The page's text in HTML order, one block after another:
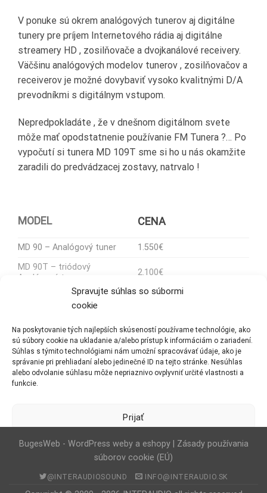
Spravujte súhlas so súbormi
cookie
Na poskytovanie tých najlepších skúseností používame technológie, ako
sú súbory cookie na ukladanie a/alebo prístup k informáciám o zariadení.
Súhlas s týmito technológiami nám umožní spracovávať údaje, ako je
správanie pri prehliadaní alebo jedinečné ID na tejto stránke. Nesúhlas
alebo odvolanie súhlasu môže nepriaznivo ovplyvniť určité vlastnosti a
funkcie.
Prijať
Odmietnúť
V ponuke sú okrem analógových tunerov aj digitálne
tunery pre príjem Internetového rádia aj digitálne
streamery HD , zosilňovače a dvojkanálové receivery.
Väčšinu analógových modelov tunerov , zosilňovačov a
receiverov je možné dovybaviť vysoko kvalitnými D/A
prevodníkmi s digitálnym vstupom.
Nepredpokladáte , že v dnešnom digitálnom svete
môže mať opodstatnenie používanie FM Tunera ?… Po
vypočutí si tunera MD 109T sme si ho u nás okamžite
zaradili do predvádzacej zostavy, natrvalo !
MODEL CENA
MD 90 – Analógový tuner
1.550€
MD 90T – triódový
Analógový tuner
2.100€
MD 90SE – Analógový tuner
Analógový tuner
MD 105 – Analógový tuner 2.950€
BugesWeb - WordPress webya eshopy| Zásady používania
súborov cookie (EÚ)
@INTERAUDIOSOUND INFO@INTERAUDIO.SK